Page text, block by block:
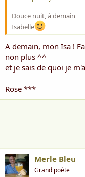
Douce nuit, à demain
Isabelle
A demain, mon Isa !
non plus ^^
et je sais de quoi je
Rose ***
Merle Bleu
Grand poète